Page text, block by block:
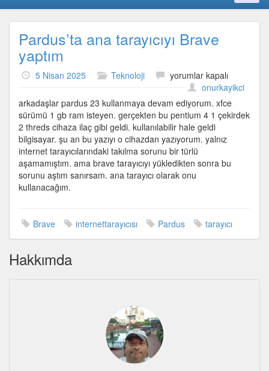
Pardus’ta ana tarayıcıyı Brave
yaptım
5 Nisan 2025 Teknoloji
Pardus’ta
tarayıcıyı
Brave
yaptım
için
yorumlar kapalı
onurkayikci
arkadaşlar pardus 23 kullanmaya devam ediyorum. xfce
sürümü 1 gb ram isteyen. gerçekten bu pentium 4 1 çekirdek
2 threds cihaza ilaç gibi geldi. kullanılabilir hale geldi
bilgisayar. şu an bu yazıyı o cihazdan yazıyorum. yalnız
internet tarayıcılarındaki takılma sorunu bir türlü
aşamamıştım. ama brave tarayıcıyı yükledikten sonra bu
sorunu aştım sanırsam. ana tarayıcı olarak onu
kullanacağım.
Brave internettarayıcısı Pardus tarayıcı
Hakkımda